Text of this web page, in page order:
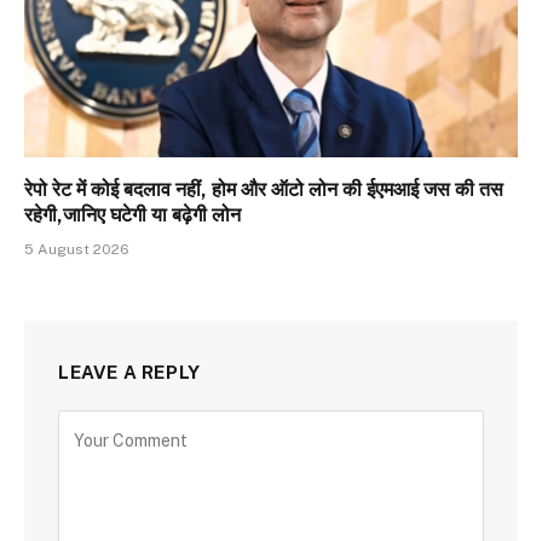
रेपो रेट में कोई बदलाव नहीं, होम और ऑटो लोन की ईएमआई जस की तस
रहेगी,जानिए घटेगी या बढ़ेगी लोन
5 August 2026
LEAVE A REPLY